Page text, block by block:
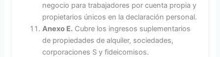
negocio para trabajadores por cuenta propia y
propietarios únicos en la declaración personal.
Anexo E. Cubre los ingresos suplementarios
de propiedades de alquiler, sociedades,
corporaciones S y fideicomisos.